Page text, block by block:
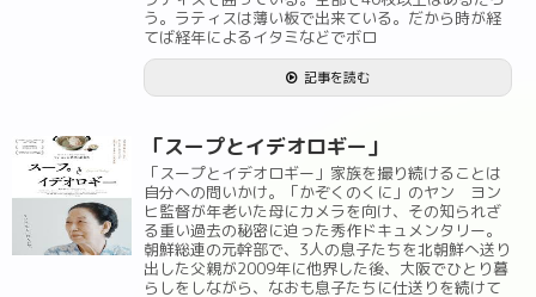
う。ラティスは薄い板で出来ている。だから時が経
てば経年によるイタミなどでボロ
記事を読む
「スープとイデオロギー」
「スープとイデオロギー」家族を撮り続けることは
自分への問いかけ。「かぞくのくに」のヤン ヨン
ヒ監督が年老いた母にカメラを向け、その知られざ
る重い過去の秘密に迫った秀作ドキュメンタリー。
朝鮮総連の元幹部で、3人の息子たちを北朝鮮へ送り
出した父親が2009年に他界した後、大阪でひとり暮
らしをしながら、なおも息子たちに仕送りを続けて